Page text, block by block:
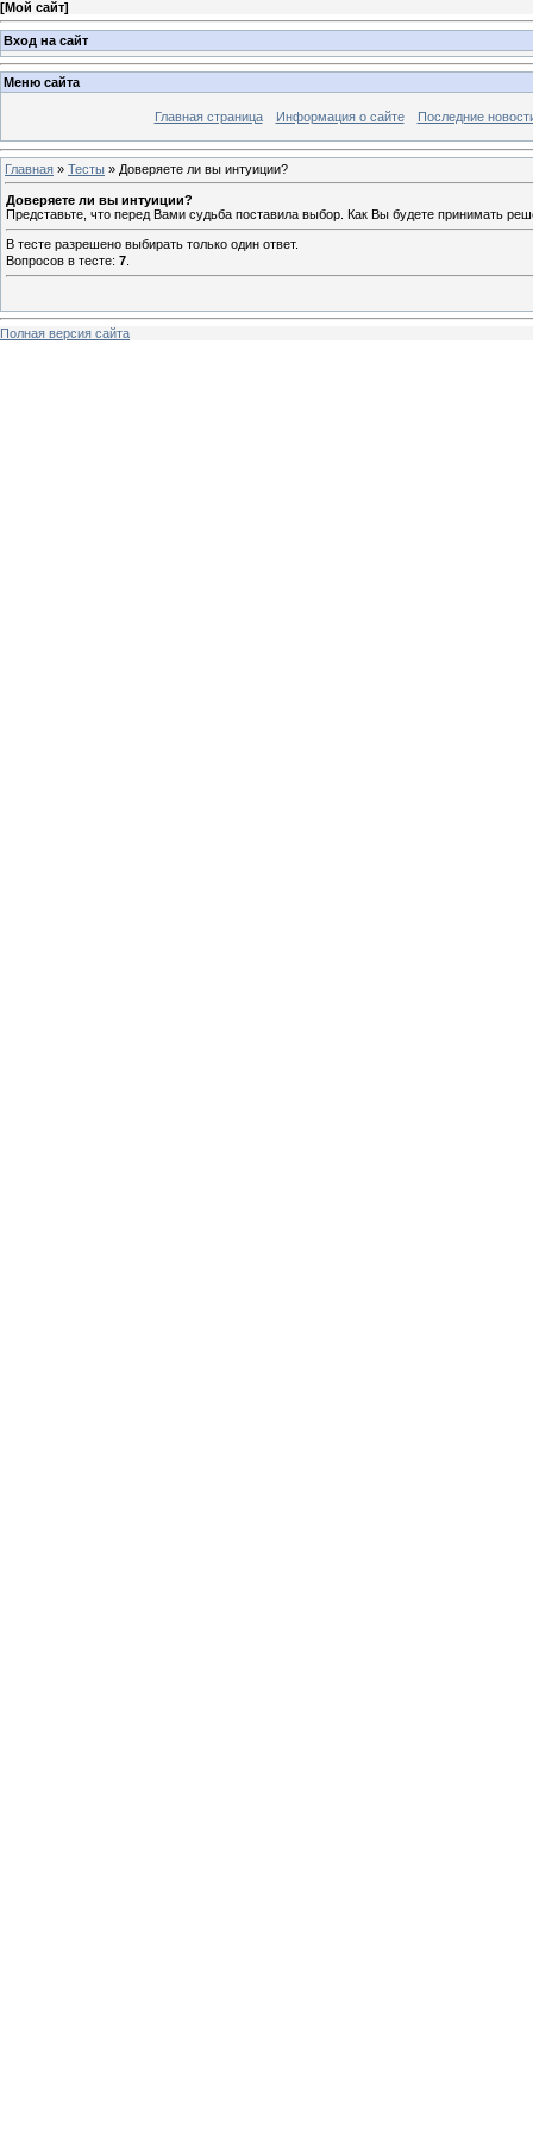
[Мой сайт]
Вход на сайт
Меню сайта
Главная страница Информация о сайте Последние
Главная » Тесты » Доверяете ли вы интуиции?
Доверяете ли вы интуиции?
Представьте, что перед Вами судьба поставила выбор. Как Вы будете принимать
В тесте разрешено выбирать только один ответ.
Вопросов в тесте: 7
Полная версия сайта